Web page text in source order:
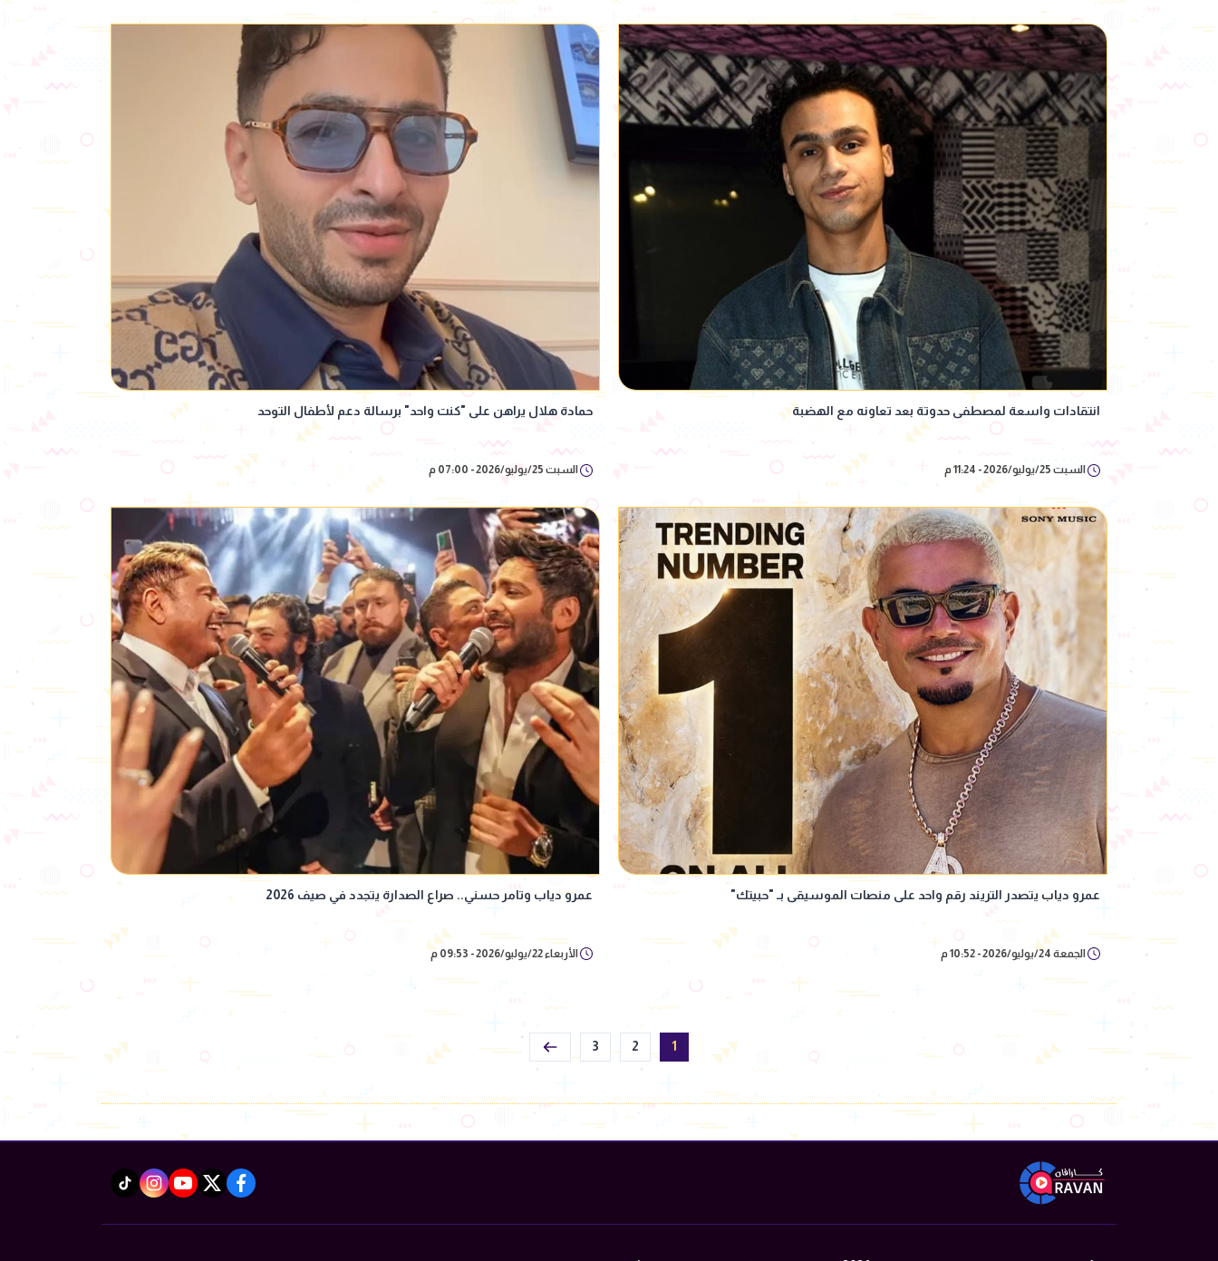
انتقادات واسعة لمصطفى حدوتة بعد تعاونه مع الهضبة
السبت 25/يوليو/2026 - 11:24 م
حمادة هلال يراهن على "كنت واحد" برسالة دعم لأطفال التوحد
السبت 25/يوليو/2026 - 07:00 م
عمرو دياب يتصدر التريند رقم واحد على منصات الموسيقى بـ "حبيتك"
الجمعة 24/يوليو/2026 - 10:52 م
عمرو دياب وتامر حسني.. صراع الصدارة يتجدد في صيف 2026
الأربعاء 22/يوليو/2026 - 09:53 م
1
2
3
facebook
twitter
youtube
instagram
tiktok